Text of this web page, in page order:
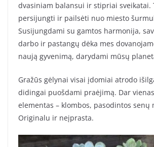
dvasiniam balansui ir stipriai sveikatai.
persijungti ir pailsėti nuo miesto
Susijungdami su gamtos harmonija,
darbo ir pastangų dėka mes
naują gyvenimą, darydami mūsų
Gražūs gėlynai visai įdomiai atrodo
didingai puošdami praėjimą. Dar
elementas – klombos, pasodintos senų
Originalu ir neįprasta.